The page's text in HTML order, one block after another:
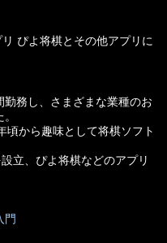
ぴよ将棋とその他アプリに
務し、さまざまな業種のお
頃から趣味として将棋ソフト
立、ぴよ将棋などのアプリ
門